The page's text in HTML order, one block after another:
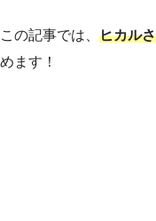
この記事では、 ヒカル
めます！